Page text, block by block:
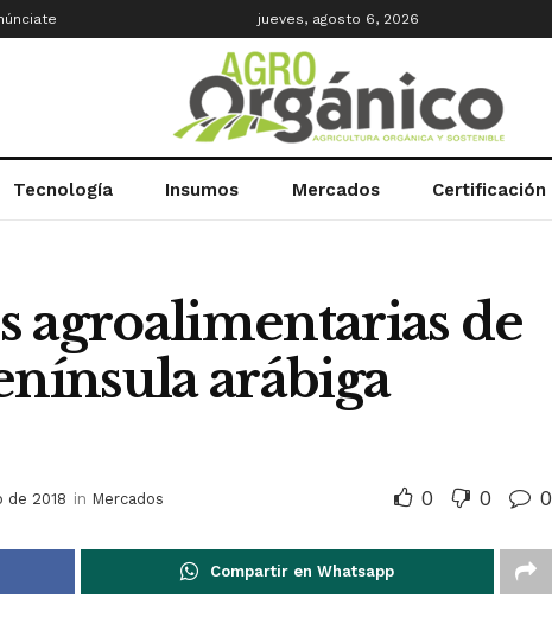
jueves, agosto 6, 2026
Tecnología Insumos Mercados Certificación
agroalimentarias de
arábiga
de 2018 in Mercados 0 0 0
Compartir en Whatsapp